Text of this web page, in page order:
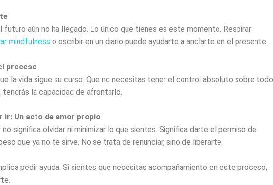
futuro aún no ha llegado. Lo único que tienes es este momento. Respirar
mindfulness o escribir en un diario puede ayudarte a anclarte en el presente.
proceso
la vida sigue su curso. Que no necesitas tener el control absoluto sobre todo.
tendrás la capacidad de afrontarlo.
ir: Un acto de amor propio
significa olvidar ni minimizar lo que sientes. Significa darte el permiso de
que ya no te sirve. No se trata de renunciar, sino de liberarte.
pedir ayuda. Si sientes que necesitas acompañamiento en este proceso,